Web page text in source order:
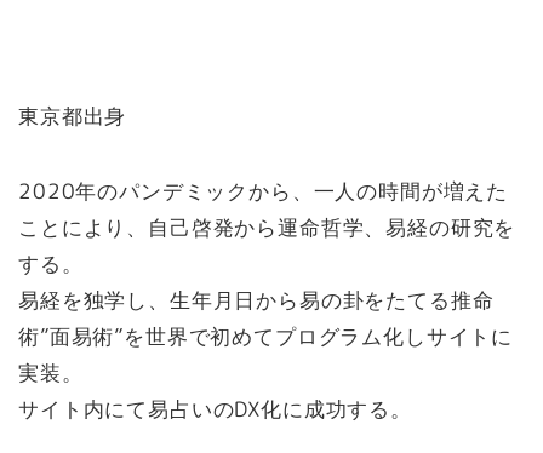
東京都出身
2020年のパンデミックから、一人の時間が増えた
ことにより、自己啓発から運命哲学、易経の研究を
する。
易経を独学し、生年月日から易の卦をたてる推命
術”面易術”を世界で初めてプログラム化しサイトに
実装。
サイト内にて易占いのDX化に成功する。